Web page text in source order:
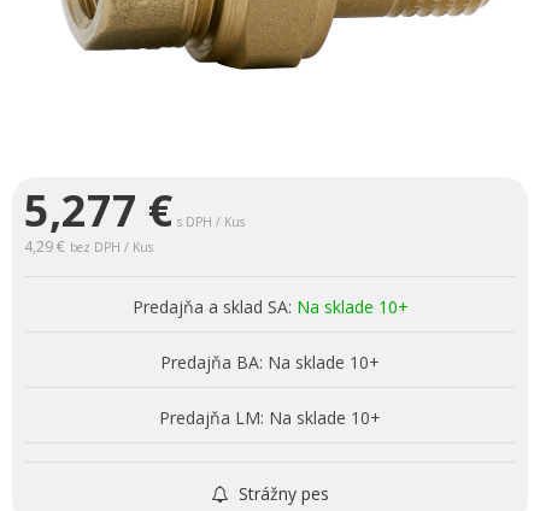
5,277 € s DPH / Kus
4,29 € bez DPH / Kus
Predajňa a sklad SA: Na sklade 10+
Predajňa BA: Na sklade 10+
Predajňa LM: Na sklade 10+
Strážny pes